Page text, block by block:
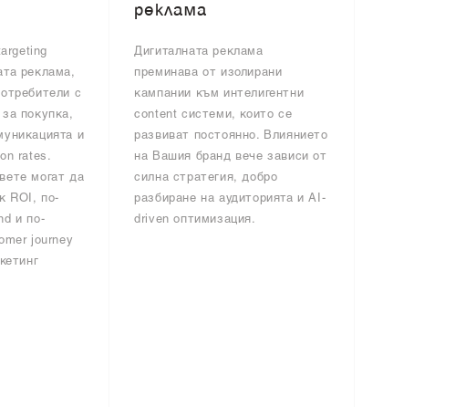
реклама,
с
покупка,
и
rates.
могат да
ROI, по-
и по-
journey
реклама
Дигиталната реклама
преминава от изолирани
кампании към интелигентни
content системи, които се
развиват постоянно. Влиянието
на Вашия бранд вече зависи от
силна стратегия, добро
разбиране на аудиторията и AI-
driven оптимизация.